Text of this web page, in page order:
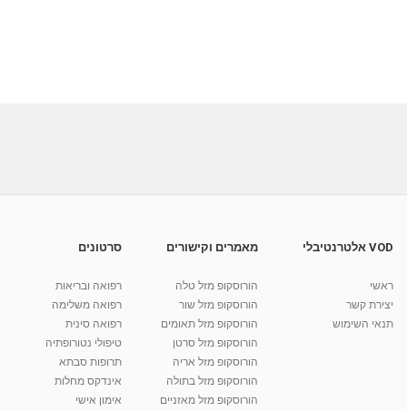
VOD אלטרנטיבלי
ראשי
יצירת קשר
תנאי השימוש
מאמרים וקישורים
הורוסקופ מזל טלה
הורוסקופ מזל שור
הורוסקופ מזל תאומים
הורוסקופ מזל סרטן
הורוסקופ מזל אריה
הורוסקופ מזל בתולה
הורוסקופ מזל מאזניים
סרטונים
רפואה ובריאות
רפואה משלימה
רפואה סינית
טיפולי נטורופתיה
תרופות סבתא
אינדקס מחלות
אימון אישי